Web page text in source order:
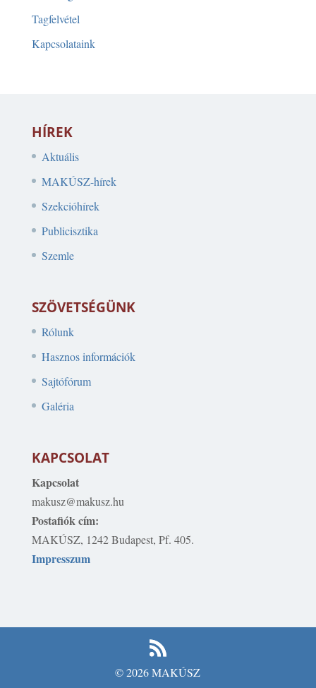
Tagfelvétel
Kapcsolataink
HÍREK
Aktuális
MAKÚSZ-hírek
Szekcióhírek
Publicisztika
Szemle
SZÖVETSÉGÜNK
Rólunk
Hasznos információk
Sajtófórum
Galéria
KAPCSOLAT
Kapcsolat
makusz@makusz.hu
Postafiók cím:
MAKÚSZ, 1242 Budapest, Pf. 405.
Impresszum
© 2026 MAKÚSZ